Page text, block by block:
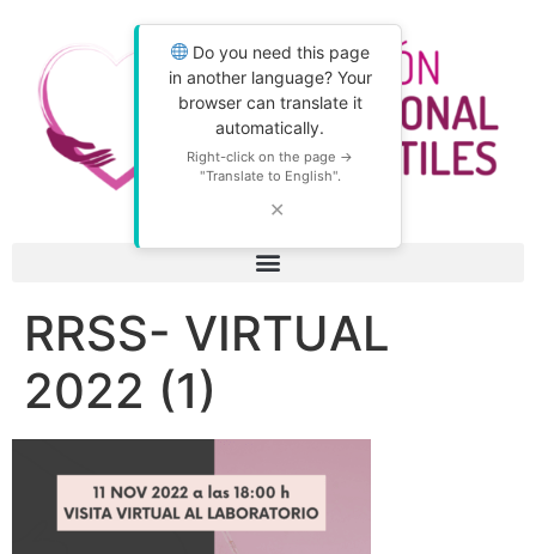
Do you need this page
in another language? Your
browser can translate it
automatically.
Right-click on the page →
"Translate to English".
✕
RRSS- VIRTUAL
2022 (1)